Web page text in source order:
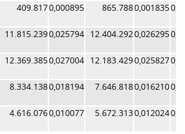
409.8170,000895 865.7880,001835
11.815.2390,025794 12.404.2920,026295
12.369.3850,027004 12.183.4290,025827
8.334.1380,018194 7.646.8180,016210
4.616.0760,010077 5.672.3130,012024